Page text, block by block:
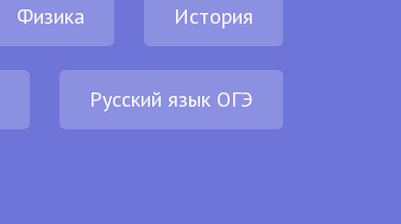
Физика История
Русский язык ОГЭ